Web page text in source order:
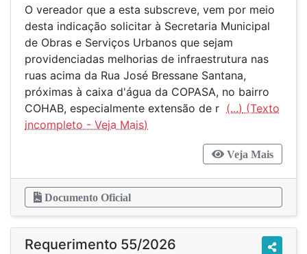
O vereador que a esta subscreve, vem por meio
desta indicação solicitar à Secretaria Municipal
de Obras e Serviços Urbanos que sejam
providenciadas melhorias de infraestrutura nas
ruas acima da Rua José Bressane Santana,
próximas à caixa d'água da COPASA, no bairro
COHAB, especialmente extensão de r (...)
Veja Mais
Documento Oficial
Requerimento 55/2026